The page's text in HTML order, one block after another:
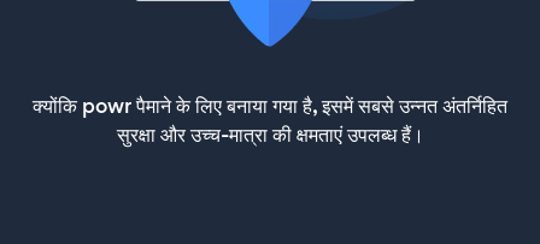
क्योंकि powr पैमाने के लिए बनाया गया है, इसमें सबसे उन्नत अंतर्निहित
सुरक्षा और उच्च-मात्रा की क्षमताएं उपलब्ध हैं।